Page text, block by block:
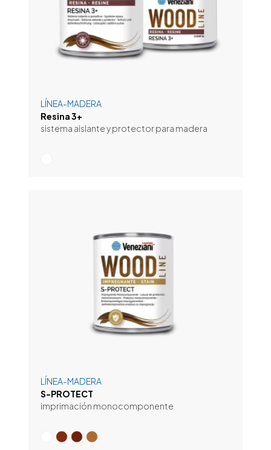
LÍNEA-MADERA
Resina 3+
sistema aislante y protector para madera
LÍNEA-MADERA
S-PROTECT
imprimación monocomponente